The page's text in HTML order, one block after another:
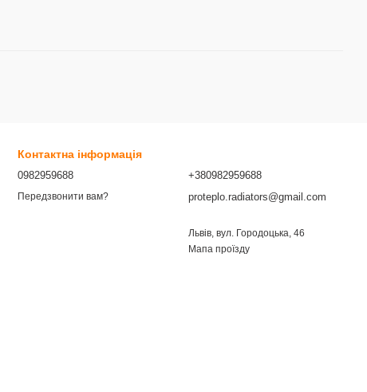
Контактна інформація
0982959688
Передзвонити вам?
+380982959688
proteplo.radiators@gmail.com
Львів, вул. Городоцька, 46
Мапа проїзду